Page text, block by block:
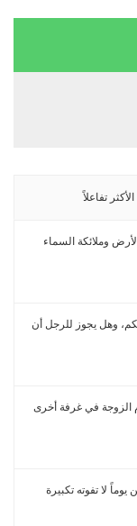
الأكثر تفاعلاً
وملائكة السماء
وهل يجوز للرجل أن
الزوجة في غرفة أخرى
لا تفوته تكبيرة